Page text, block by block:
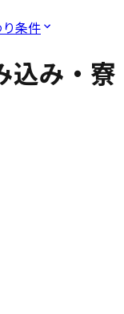
条件
込み・寮